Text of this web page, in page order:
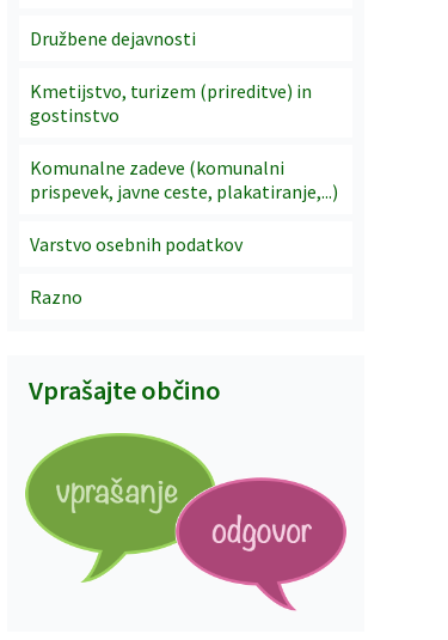
Družbene dejavnosti
Kmetijstvo, turizem (prireditve) in
gostinstvo
Komunalne zadeve (komunalni
prispevek, javne ceste, plakatiranje,...)
Varstvo osebnih podatkov
Razno
Vprašajte občino